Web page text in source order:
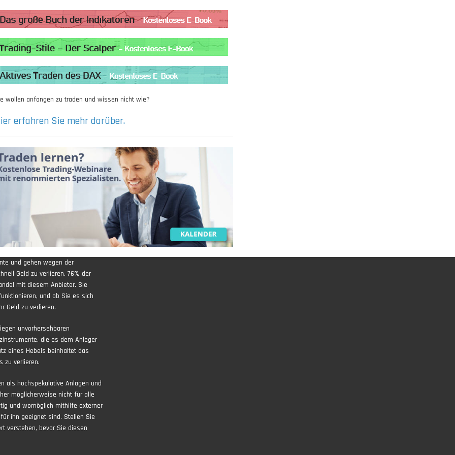
wollen anfangen zu traden und wissen nicht wie?
erfahren Sie mehr darüber.
und gehen wegen der
Geld zu verlieren. 76% der
mit diesem Anbieter. Sie
und ob Sie es sich
Geld zu verlieren.
unvorhersehbaren
die es dem Anleger
eines Hebels beinhaltet das
zu verlieren.
als hochspekulative Anlagen und
möglicherweise nicht für alle
und womöglich mithilfe externer
ihn geeignet sind. Stellen Sie
verstehen, bevor Sie diesen